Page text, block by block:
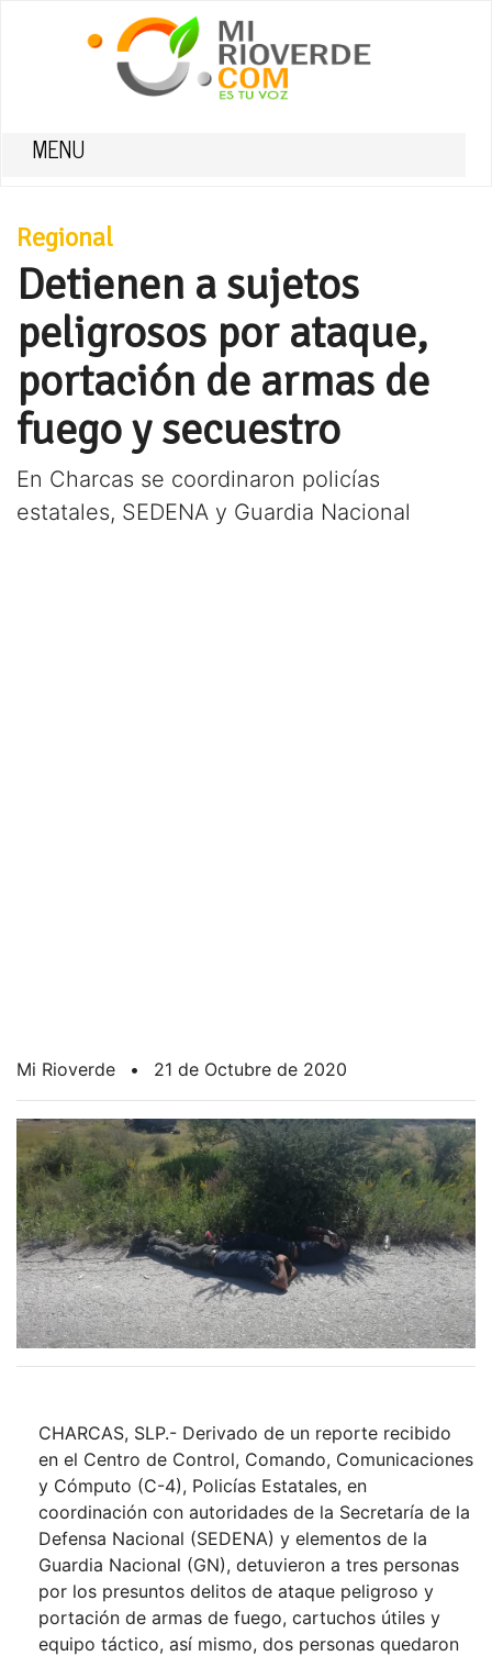
MENU
Regional
Detienen a sujetos
peligrosos por ataque,
portación de armas de
fuego y secuestro
En Charcas se coordinaron policías
estatales, SEDENA y Guardia Nacional
Mi Rioverde • 21 de Octubre de 2020
CHARCAS, SLP.- Derivado de un reporte recibido
en el Centro de Control, Comando, Comunicaciones
y Cómputo (C-4), Policías Estatales, en
coordinación con autoridades de la Secretaría de la
Defensa Nacional (SEDENA) y elementos de la
Guardia Nacional (GN), detuvieron a tres personas
por los presuntos delitos de ataque peligroso y
portación de armas de fuego, cartuchos útiles y
equipo táctico, así mismo, dos personas quedaron